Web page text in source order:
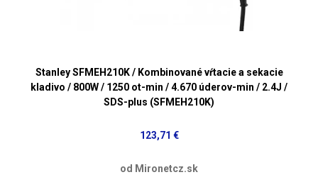
Stanley SFMEH210K / Kombinované vŕtacie a sekacie
kladivo / 800W / 1250 ot-min / 4.670 úderov-min / 2.4J /
SDS-plus (SFMEH210K)
123,71 €
od Mironetcz.sk